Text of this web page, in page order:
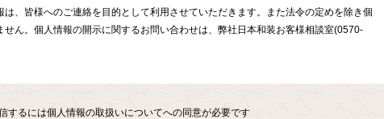
は、皆様へのご連絡を目的として利用させていただきます。また法令の定めを除き個
せん。個人情報の開示に関するお問い合わせは、弊社日本和装お客様相談室(0570-
するには個人情報の取扱いについてへの同意が必要です